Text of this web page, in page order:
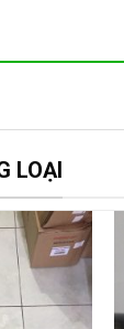
LOẠI